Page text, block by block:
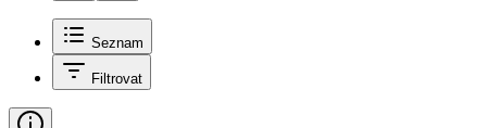
Seznam
Filtrovat